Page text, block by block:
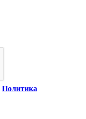
Политика